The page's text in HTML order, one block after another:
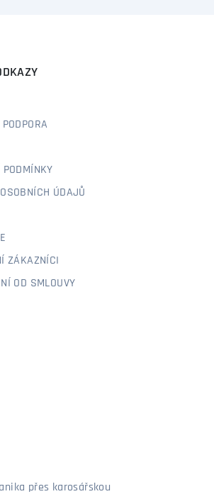
PODMÍNKY
ÚDAJŮ
ZÁKAZNÍCI
OD SMLOUVY
přes karosářskou